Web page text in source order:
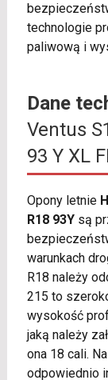
technologie
paliwową i
Dane
Ventus
93 Y XL
Opony letnie
R18 93Ysą
warunkach
R18 należy
215 to
wysokość
jaką należy
ona 18 cali.
odpowiednio